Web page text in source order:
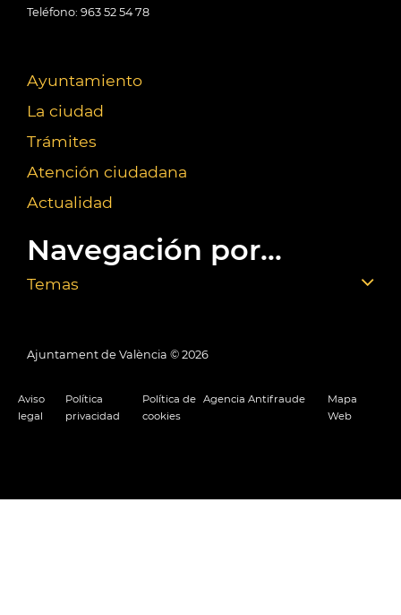
Teléfono: 963 52 54 78
Ayuntamiento
La ciudad
Trámites
Atención ciudadana
Actualidad
Navegación por...
Temas
Ajuntament de València © 2026
Aviso
legal
Política
privacidad
Política de
cookies
Agencia Antifraude
Mapa
Web